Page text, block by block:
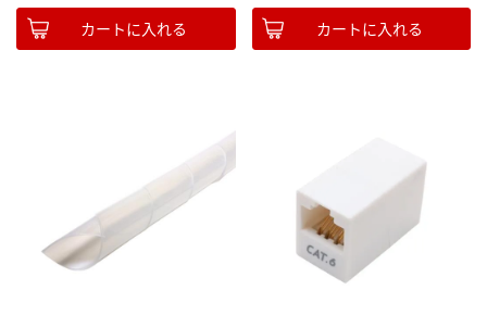
カートに入れる カートに入れる